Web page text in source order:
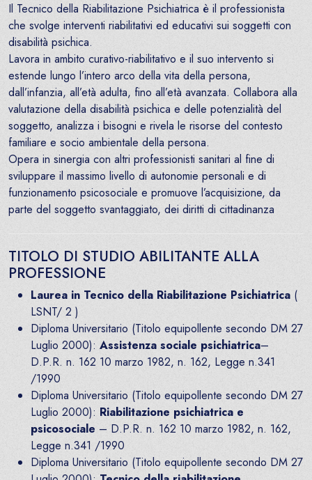
Il Tecnico della Riabilitazione Psichiatrica è il professionista
che svolge interventi riabilitativi ed educativi sui soggetti con
disabilità psichica.
Lavora in ambito curativo-riabilitativo e il suo intervento si
estende lungo l’intero arco della vita della persona,
dall’infanzia, all’età adulta, fino all’età avanzata. Collabora alla
valutazione della disabilità psichica e delle potenzialità del
soggetto, analizza i bisogni e rivela le risorse del contesto
familiare e socio ambientale della persona.
Opera in sinergia con altri professionisti sanitari al fine di
sviluppare il massimo livello di autonomie personali e di
funzionamento psicosociale e promuove l’acquisizione, da
parte del soggetto svantaggiato, dei diritti di cittadinanza
TITOLO DI STUDIO ABILITANTE ALLA
PROFESSIONE
Laurea in Tecnico della Riabilitazione Psichiatrica (
LSNT/ 2 )
Diploma Universitario (Titolo equipollente secondo DM 27
Luglio 2000): Assistenza sociale psichiatrica–
D.P.R. n. 162 10 marzo 1982, n. 162, Legge n.341
/1990
Diploma Universitario (Titolo equipollente secondo DM 27
Luglio 2000): Riabilitazione psichiatrica e
psicosociale – D.P.R. n. 162 10 marzo 1982, n. 162,
Legge n.341 /1990
Diploma Universitario (Titolo equipollente secondo DM 27